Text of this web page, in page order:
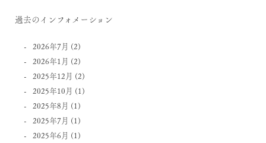
過去のインフォメーション
2026年7月 (2)
2026年1月 (2)
2025年12月 (2)
2025年10月 (1)
2025年8月 (1)
2025年7月 (1)
2025年6月 (1)